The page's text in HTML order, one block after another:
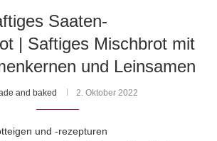
Saaten-
| Saftiges Mischbrot mit
und Leinsamen
and baked 2. Oktober 2022
und -rezepturen